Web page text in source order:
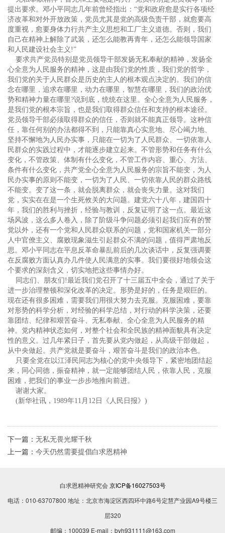
提出要求。邓小平同志几年前曾经指出：“党和政府愈是实行各项经
济改革和对外开放政策，党员尤其是党的高级负责干部，就愈要高
度重视，愈要身体力行共产主义思想和工厂主义道德。否则，我们
自己在精神上解除了武装，还怎么能教再青年，还怎么能领导国家
和人民建设社会主义!”
要求共产党员特别是党员领导干部发扬无私奉献的精神，发扬全
心全意为人民服务的精神，这是由我们党的性质，我们党的哲学，
我们党的关于人民群众是历史的主人的根本观点决定的。我们的信
念在哪里，追求在哪里，动力在哪里，智慧在哪里，我们的政治优
势和精神力量在哪里?说到底，统统在这里。全心全意为人民服务，
是我们党的根本宗旨，也是我们取得群众信任和支持的根本途径。
党员领导干部必须取得群众的信任，否则就不能真正领导。这种信
任，靠任何别的办法都得不到，只能靠真心实意地、尽心竭力地、
坚持不懈地为人民办实事，只能在一切为了人民群众、一切依靠人
民群众的实践过程中，才能逐步建立起来。不管形势和任务有什么
变化，不管政策、体制有什么变化，不管工作内容、重心、方法、
条件有什么变化，共产党全心全意为人民服务的宗旨不能变，为人
民办实事的原则不能变，一切为了人民、一切依靠人民的群众路线
不能变。变了这一条，就会脱离群众，就会丧失力量。这对我们
党，实实在在是一个生死攸关的大问题。建党六十八年，建国四十
年，我们的胜利与挫折，经验与教训，反复证明了这一点。最近这
场风波，这么多人卷入，除了阶级斗争问题必须引起我们应有的警
觉以外，还有一个党和人民群众联系的问题，党和国家机关一部分
人中官僚主义、腐败现象滋生引起群众不满的问题，值得严肃地反
思。邓小平同志在平息反革命暴乱前后的几次谈话中，反复强调要
在反腐败方面认真办几件使人民满意的实事。我们要很好地领会这
个要求的深刻含义，切实地把这些事情办好。
同志们、朋友们!最近我们党召开了十三届五中全会，通过了关于
进一步治理整顿和深化改革的决定。形势是好的，任务是艰巨的。
现在还有很多困难，需要我们用很大努力去克服。克服困难，要靠
对形势的科学分析，对经验的科学总结，对行动的科学决策，还要
靠团结、纪律和艰苦奋斗、无私奉献、全心全意为人民服务的精
神。党内精神状态如何，对整个社会和全民族的精神面貌具有决定
性的意义。过几年紧日子，首先要从党内做起，从高级干部做起，
从中央做起。共产党就是要奋斗，艰苦奋斗是我们的政治本色。
只要全党在以江泽民同志为核心的党中央领导下，紧密地团结起
来，同心同德，振奋精神，就一定能够团结人民，依靠人民，克服
困难，把我们的事业一步步地推向前进。
谢谢大家。
(新华社讯，1989年11月12日《人民日报》)
下一篇： 无私无畏光耀千秋
上一篇： 今天仍然需要提倡白求恩精神
白求恩精神研究会京ICP备16027503号
电话：010-63707800 地址：北京市海淀区西四环中路6号定慧产业园A9号楼三
层320
邮编：100039 E-mail：byh931111@163.com